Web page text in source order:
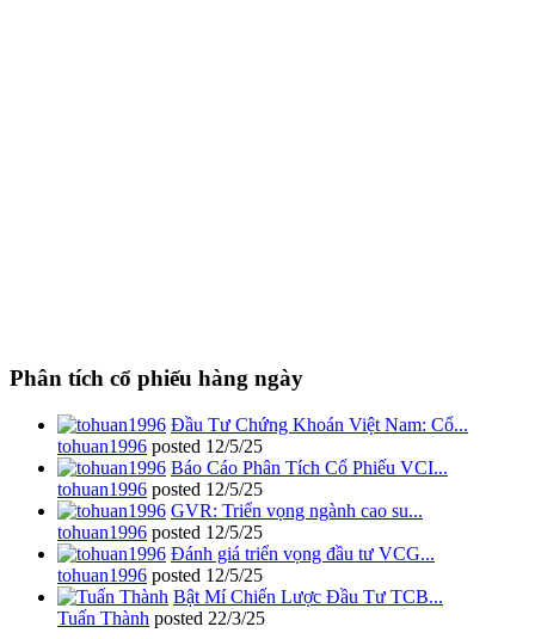
Phân tích cổ phiếu hàng ngày
Đầu Tư Chứng Khoán Việt Nam: Cổ...
tohuan1996 posted 12/5/25
Báo Cáo Phân Tích Cổ Phiếu VCI...
tohuan1996 posted 12/5/25
GVR: Triển vọng ngành cao su...
tohuan1996 posted 12/5/25
Đánh giá triển vọng đầu tư VCG...
tohuan1996 posted 12/5/25
Bật Mí Chiến Lược Đầu Tư TCB...
Tuấn Thành posted 22/3/25